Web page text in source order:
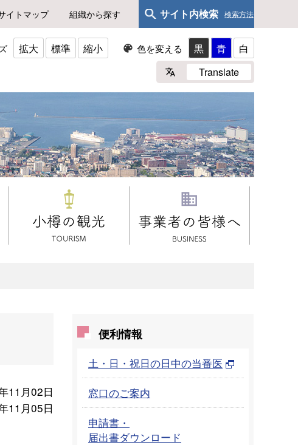
イトマップ 組織から探す サイト内検索 検索方法
拡大 標準 縮小 色を変える 黒 青
白
Translate
11月02日
11月05日
便利情報
土・日・祝日の日中の当番医
窓口のご案内
申請書・
届出書ダウンロード